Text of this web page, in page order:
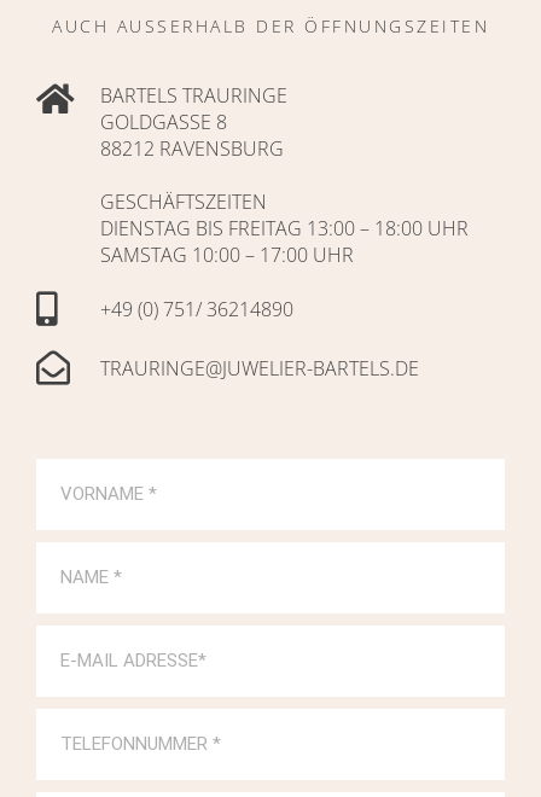
AUCH AUSSERHALB DER ÖFFNUNGSZEITEN
BARTELS TRAURINGE
GOLDGASSE 8
88212 RAVENSBURG
GESCHÄFTSZEITEN
DIENSTAG BIS FREITAG 13:00 – 18:00 UHR
SAMSTAG 10:00 – 17:00 UHR
+49 (0) 751/ 36214890
TRAURINGE@JUWELIER-BARTELS.DE